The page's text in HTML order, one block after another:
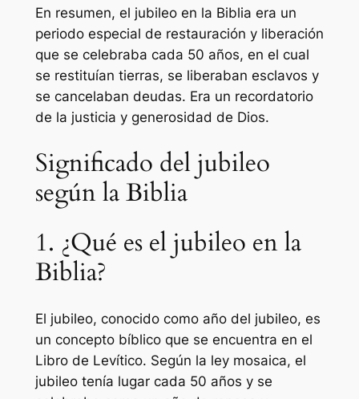
En resumen, el jubileo en la Biblia era un
periodo especial de restauración y liberación
que se celebraba cada 50 años, en el cual
se restituían tierras, se liberaban esclavos y
se cancelaban deudas. Era un recordatorio
de la justicia y generosidad de Dios.
Significado del jubileo
según la Biblia
1. ¿Qué es el jubileo en la
Biblia?
El jubileo, conocido como año del jubileo, es
un concepto bíblico que se encuentra en el
Libro de Levítico. Según la ley mosaica, el
jubileo tenía lugar cada 50 años y se